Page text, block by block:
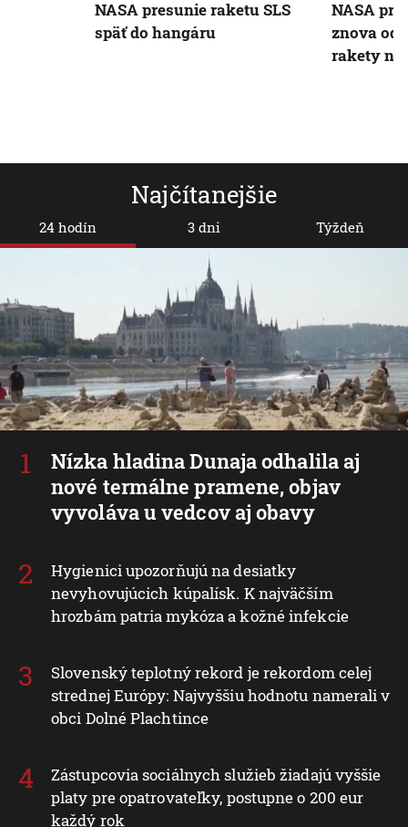
Najčítanejšie
24 hodín
Nízka hladina Dunaja odhalila aj
nové termálne pramene, objav
vyvoláva u vedcov aj obavy
Hygienici upozorňujú na desiatky
nevyhovujúcich kúpalísk. K najväčším
hrozbám patria mykóza a kožné infekcie
Slovenský teplotný rekord je rekordom celej
strednej Európy: Najvyššiu hodnotu namerali v
obci Dolné Plachtince
Zástupcovia sociálnych služieb žiadajú vyššie
platy pre opatrovateľky, postupne o 200 eur
každý rok
3 dni Týždeň
NASA presunie raketu SLS
späť do hangáru
NASA
znova
rakety na